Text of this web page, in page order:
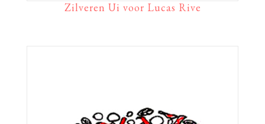
Zilveren Ui voor Lucas Rive